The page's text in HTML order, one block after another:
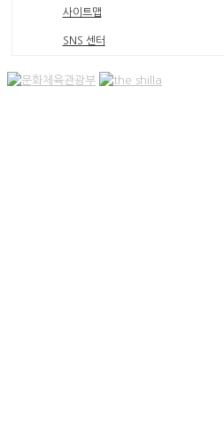
사이트맵
SNS 센터